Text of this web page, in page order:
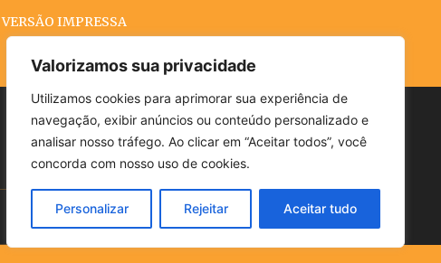
Valorizamos sua privacidade
Utilizamos cookies para aprimorar sua experiência de
navegação, exibir anúncios ou conteúdo personalizado e
analisar nosso tráfego. Ao clicar em “Aceitar todos”, você
concorda com nosso uso de cookies.
Personalizar Rejeitar Aceitar tudo
VERSÃO IMPRESSA
Buscar
POLÍTICA CLIMA ECONOMIA